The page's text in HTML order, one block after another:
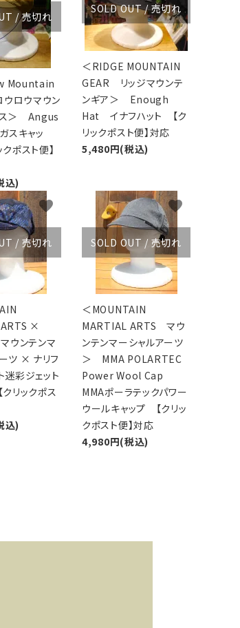
/ 売切れ
Mountain
ロウマウン
ス＞ Angus
スキャッ
ポスト便】
込)
SOLD OUT / 売切れ
＜RIDGE MOUNTAIN
GEAR リッジマウンテ
ンギア＞ Enough
Hat イナフハット 【ク
リックポスト便】対応
5,480円(税込)
/ 売切れ
×
ンテンマ
ツ × ナリフ
彩ジェット
リックポス
込)
favorite
SOLD OUT / 売切れ
＜MOUNTAIN
MARTIAL ARTS マウ
ンテンマーシャルアーツ
＞ MMA POLARTEC
Power Wool Cap
MMAポーラテックパワー
ウールキャップ 【クリッ
クポスト便】対応
4,980円(税込)
favorite